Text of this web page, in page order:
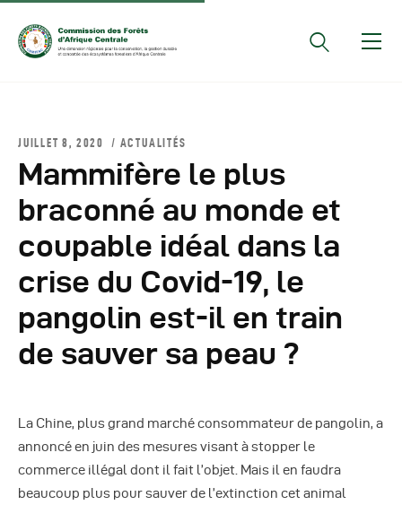
Conseils Des Ministres
Comptes Rendus De
Réunions Sous-
Régionales
Rapports
Publications
COMIFAC Newsletter
Réunions Réseaux
JUILLET 8, 2020 ACTUALITÉS
Mammifère le plus
braconné au monde et
coupable idéal dans la
crise du Covid-19, le
pangolin est-il en train
de sauver sa peau ?
La Chine, plus grand marché consommateur de pangolin, a
annoncé en juin des mesures visant à stopper le
commerce illégal dont il fait l’objet. Mais il en faudra
beaucoup plus pour sauver de l’extinction cet animal